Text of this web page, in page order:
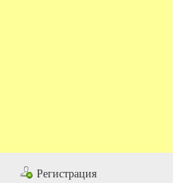
Регистрация